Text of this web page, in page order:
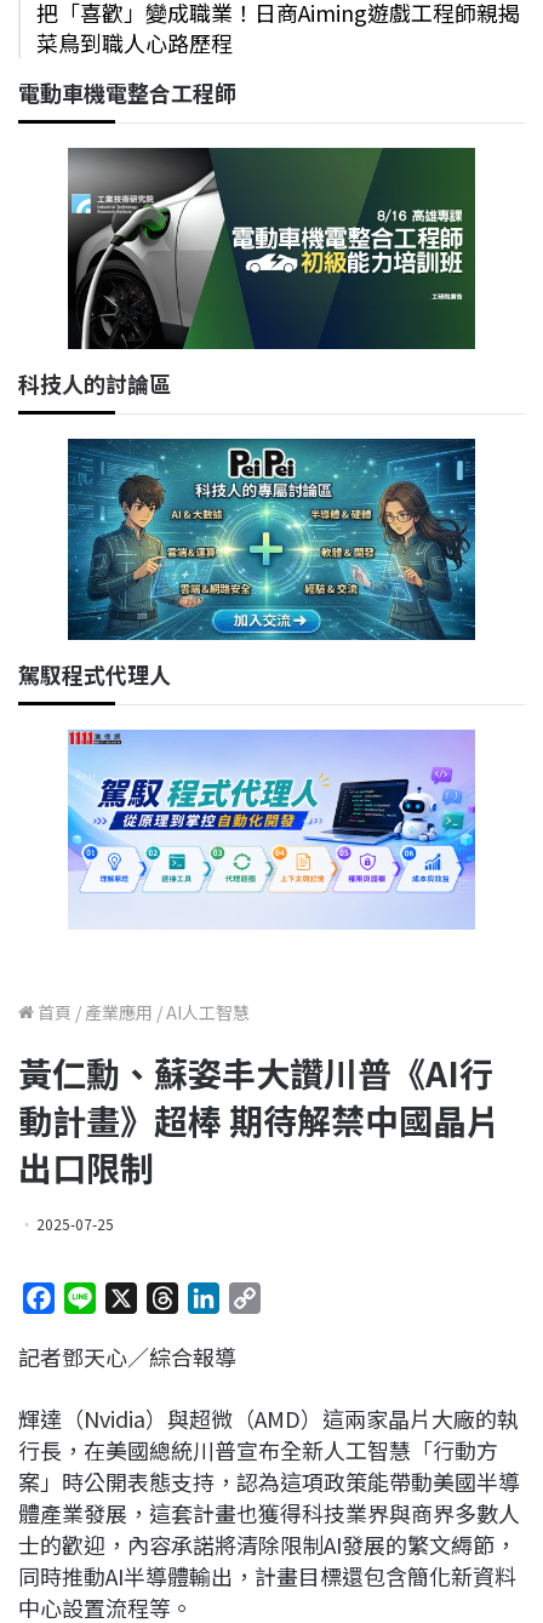
把「喜歡」變成職業！日商Aiming遊戲工程師親揭
菜鳥到職人心路歷程
電動車機電整合工程師
科技人的討論區
駕馭程式代理人